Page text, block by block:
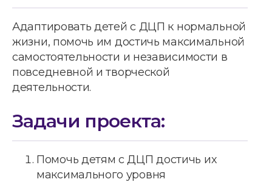
Адаптировать детей с ДЦП к нормальной
жизни, помочь им достичь максимальной
самостоятельности и независимости в
повседневной и творческой
деятельности.
Задачи проекта:
Помочь детям с ДЦП достичь их
максимального уровня